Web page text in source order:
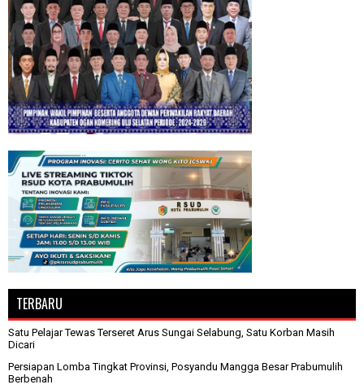
TERBARU
Satu Pelajar Tewas Terseret Arus Sungai Selabung, Satu Korban Masih
Dicari
Persiapan Lomba Tingkat Provinsi, Posyandu Mangga Besar Prabumulih
Berbenah